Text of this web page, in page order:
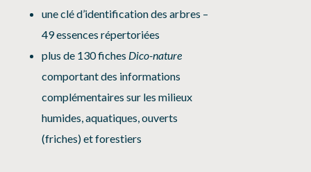
une clé d’identification des arbres –
49 essences répertoriées
plus de 130 fiches Dico-nature
comportant des informations
complémentaires sur les milieux
humides, aquatiques, ouverts
(friches) et forestiers